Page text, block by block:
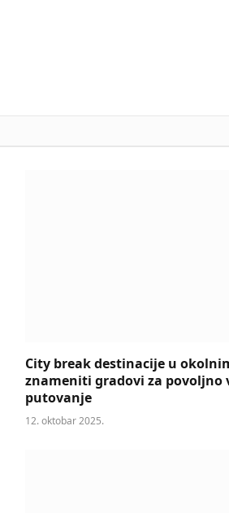
City break destinacije u
znameniti gradovi za povoljno
putovanje
12. oktobar 2025.